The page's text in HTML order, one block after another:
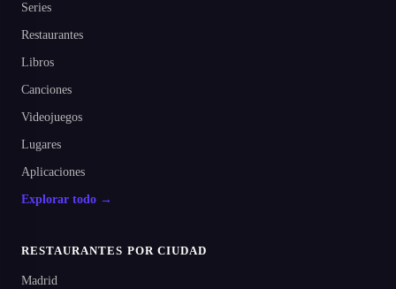
Series
Restaurantes
Libros
Canciones
Videojuegos
Lugares
Aplicaciones
Explorar todo →
RESTAURANTES POR CIUDAD
Madrid